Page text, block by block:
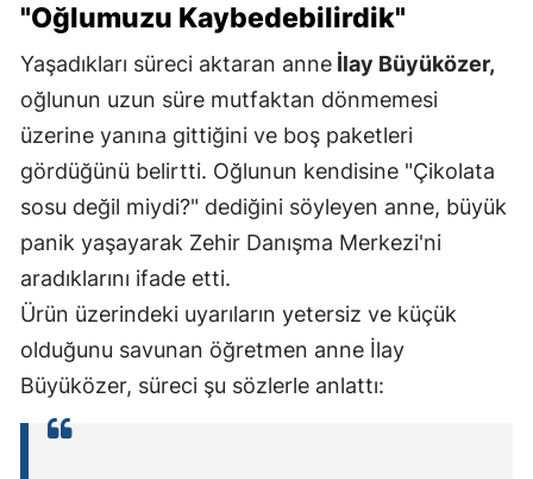
"Oğlumuzu Kaybedebilirdik"
Yaşadıkları süreci aktaran anne İlay Büyüközer,
oğlunun uzun süre mutfaktan dönmemesi
üzerine yanına gittiğini ve boş paketleri
gördüğünü belirtti. Oğlunun kendisine "Çikolata
sosu değil miydi?" dediğini söyleyen anne, büyük
panik yaşayarak Zehir Danışma Merkezi'ni
aradıklarını ifade etti.
Ürün üzerindeki uyarıların yetersiz ve küçük
olduğunu savunan öğretmen anne İlay
Büyüközer, süreci şu sözlerle anlattı: